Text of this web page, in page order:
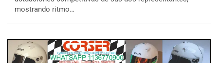
mostrando ritmo…